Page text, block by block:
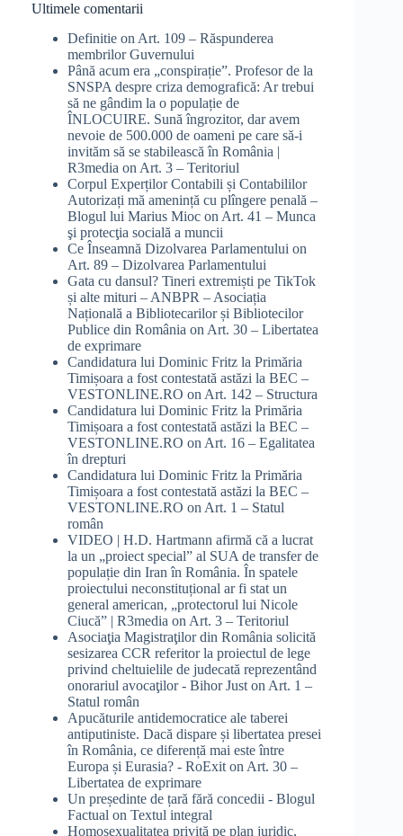
Ultimele comentarii
Definitie on Art. 109 – Răspunderea
membrilor Guvernului
Până acum era „conspirație”. Profesor de la
SNSPA despre criza demografică: Ar trebui
să ne gândim la o populație de
ÎNLOCUIRE. Sună îngrozitor, dar avem
nevoie de 500.000 de oameni pe care să-i
invităm să se stabilească în România |
R3media on Art. 3 – Teritoriul
Corpul Experților Contabili și Contabililor
Autorizați mă amenință cu plîngere penală –
Blogul lui Marius Mioc on Art. 41 – Munca
şi protecţia socială a muncii
Ce Înseamnă Dizolvarea Parlamentului on
Art. 89 – Dizolvarea Parlamentului
Gata cu dansul? Tineri extremiști pe TikTok
și alte mituri – ANBPR – Asociația
Națională a Bibliotecarilor și Bibliotecilor
Publice din România on Art. 30 – Libertatea
de exprimare
Candidatura lui Dominic Fritz la Primăria
Timișoara a fost contestată astăzi la BEC –
VESTONLINE.RO on Art. 142 – Structura
Candidatura lui Dominic Fritz la Primăria
Timișoara a fost contestată astăzi la BEC –
VESTONLINE.RO on Art. 16 – Egalitatea
în drepturi
Candidatura lui Dominic Fritz la Primăria
Timișoara a fost contestată astăzi la BEC –
VESTONLINE.RO on Art. 1 – Statul
român
VIDEO | H.D. Hartmann afirmă că a lucrat
la un „proiect special” al SUA de transfer de
populație din Iran în România. În spatele
proiectului neconstituțional ar fi stat un
general american, „protectorul lui Nicole
Ciucă” | R3media on Art. 3 – Teritoriul
Asociaţia Magistraţilor din România solicită
sesizarea CCR referitor la proiectul de lege
privind cheltuielile de judecată reprezentând
onorariul avocaţilor - Bihor Just on Art. 1 –
Statul român
Apucăturile antidemocratice ale taberei
antiputiniste. Dacă dispare și libertatea presei
în România, ce diferență mai este între
Europa și Eurasia? - RoExit on Art. 30 –
Libertatea de exprimare
Un președinte de țară fără concedii - Blogul
Factual on Textul integral
Homosexualitatea privită pe plan juridic,